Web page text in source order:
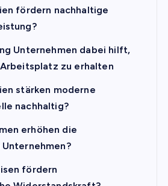
fördern nachhaltige
Unternehmen dabei hilft,
zu erhalten
stärken moderne
nachhaltig?
erhöhen die
fördern